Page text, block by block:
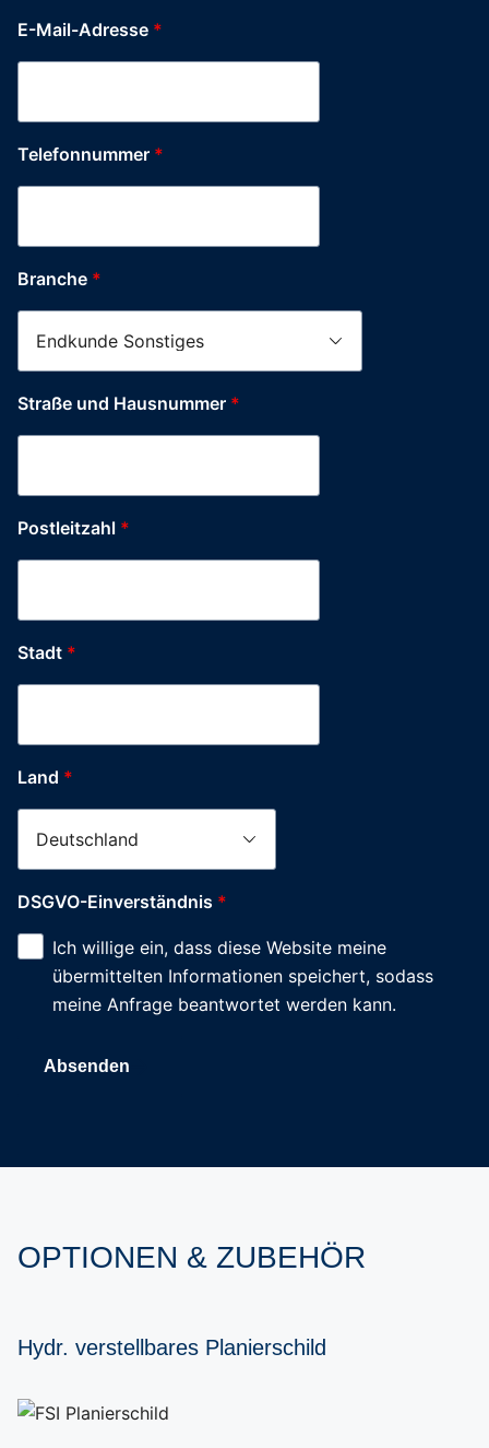
E-Mail-Adresse *
Telefonnummer *
Branche *
Straße und Hausnummer *
Postleitzahl *
Stadt *
Land *
Postleitzahl
Produkt-
Konfiguration
Layout
DSGVO-Einverständnis *
Ich willige ein, dass diese Website meine
übermittelten Informationen speichert, sodass
meine Anfrage beantwortet werden kann.
Absenden
OPTIONEN & ZUBEHÖR
Hydr. verstellbares Planierschild